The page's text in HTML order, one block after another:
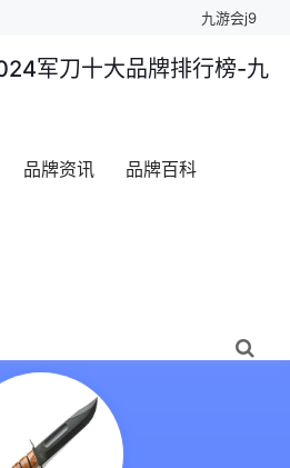
九游会j9
军刀十大品牌排行榜-九
品牌资讯 品牌百科